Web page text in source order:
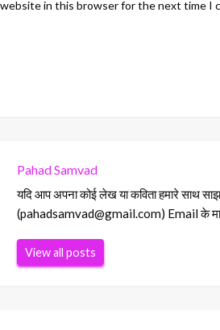
website in this browser for the next time I
Pahad Samvad
यदि आप अपना कोई लेख या कविता हमारे साथ
(pahadsamvad@gmail.com) Email के
View all posts